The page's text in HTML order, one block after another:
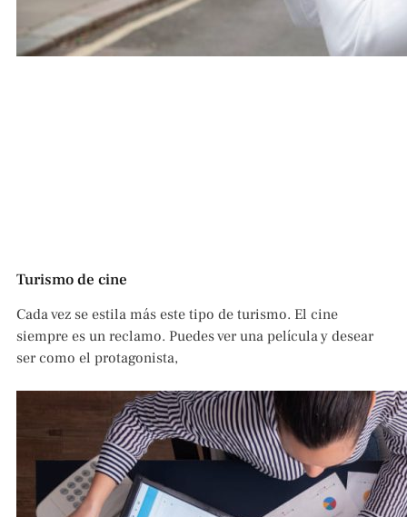
Turismo de cine
Cada vez se estila más este tipo de turismo. El cine
siempre es un reclamo. Puedes ver una película y desear
ser como el protagonista,